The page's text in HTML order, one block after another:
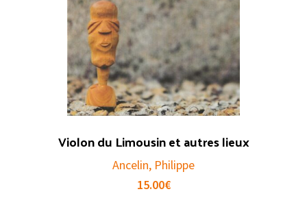
Violon du Limousin et autres lieux
Ancelin, Philippe
15.00€